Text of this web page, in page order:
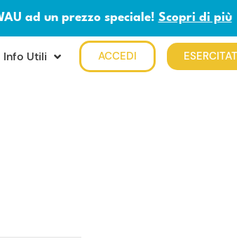
ad un prezzo speciale! Scopri di più
Info Utili ACCEDI